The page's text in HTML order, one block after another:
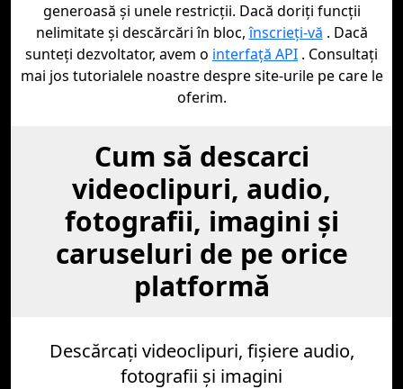
generoasă și unele restricții. Dacă doriți funcții
nelimitate și descărcări în bloc,înscrieți-vă . Dacă
sunteți dezvoltator, avem o interfață API . Consultați
mai jos tutorialele noastre despre site-urile pe care le
oferim.
Cum să descarci
videoclipuri, audio,
fotografii, imagini și
caruseluri de pe orice
platformă
Descărcați videoclipuri, fișiere audio,
fotografii și imagini